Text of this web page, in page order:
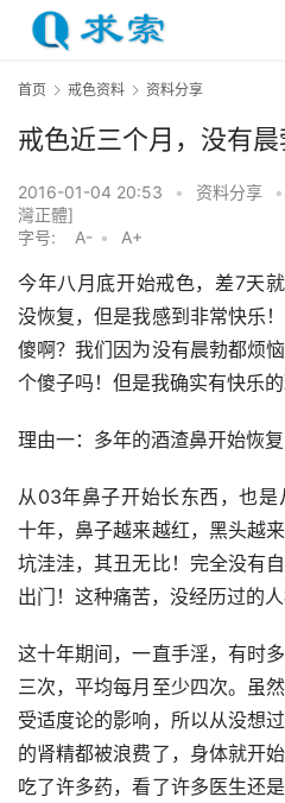
首页 戒色资料 资料分享
戒色近三个月，没有晨
2016-01-04 20:53 • 资料分享 •
灣正體]
字号:
A- • A+
今年八月底开始戒色，差7天
没恢复，但是我感到非常快乐
傻啊？我们因为没有晨勃都烦
个傻子吗！但是我确实有快乐的
理由一：多年的酒渣鼻开始恢复
从03年鼻子开始长东西，也
十年，鼻子越来越红，黑头越
坑洼洼，其丑无比！完全没有
出门！这种痛苦，没经历过的人
这十年期间，一直手淫，有时
三次，平均每月至少四次。虽
受适度论的影响，所以从没想
的肾精都被浪费了，身体就开
吃了许多药，看了许多医生还